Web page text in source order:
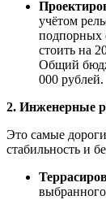
учётом
подпорных
стоить на
Общий
000 рублей.
2. Инженерные
Это самые
стабильность и